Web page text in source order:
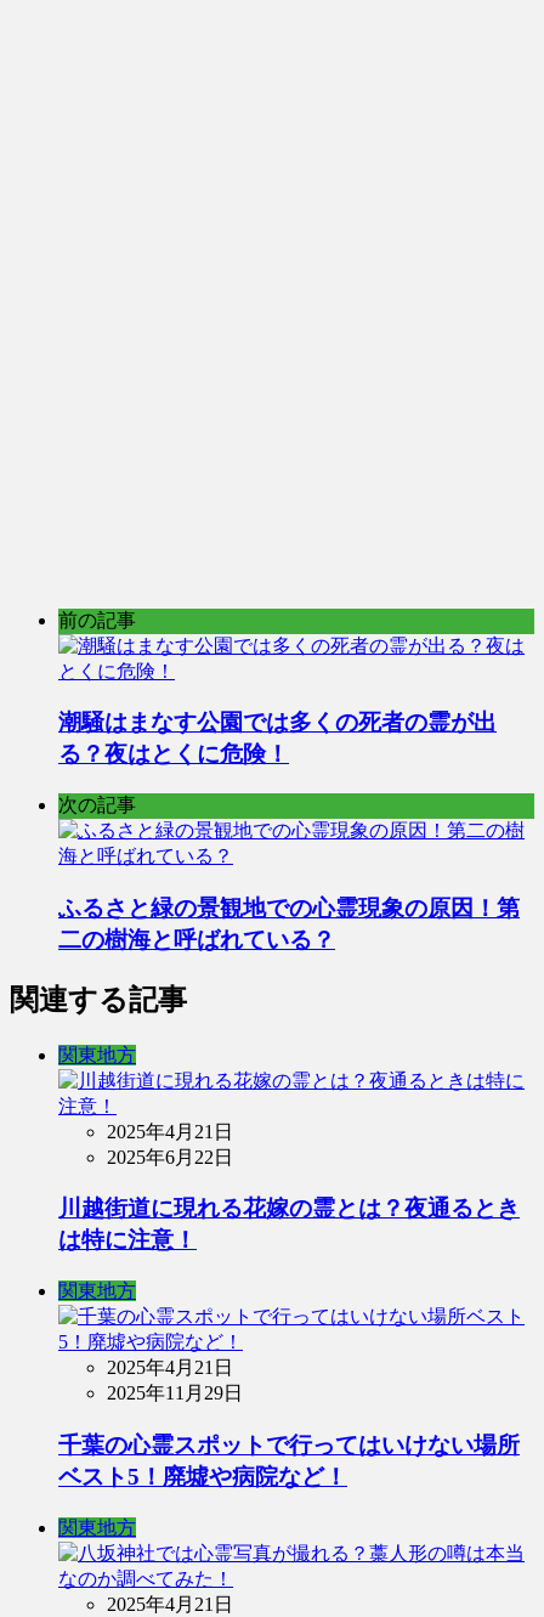
前の記事
潮騒はまなす公園では多くの死者の霊が出
る？夜はとくに危険！
次の記事
ふるさと緑の景観地での心霊現象の原因！第
二の樹海と呼ばれている？
関連する記事
関東地方
2025年4月21日
2025年6月22日
川越街道に現れる花嫁の霊とは？夜通るとき
は特に注意！
関東地方
2025年4月21日
2025年11月29日
千葉の心霊スポットで行ってはいけない場所
ベスト5！廃墟や病院など！
関東地方
2025年4月21日